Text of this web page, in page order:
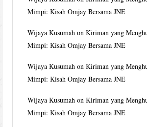
Mimpi: Kisah Omjay Bersama JNE
Wijaya Kusumah onKiriman yang
Mimpi: Kisah Omjay Bersama JNE
Wijaya Kusumah onKiriman yang
Mimpi: Kisah Omjay Bersama JNE
Wijaya Kusumah onKiriman yang
Mimpi: Kisah Omjay Bersama JNE